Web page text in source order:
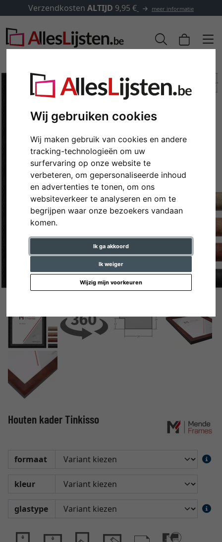
Wij gebruiken cookies
Wij maken gebruik van cookies en andere
tracking-technologieën om uw
surfervaring op onze website te
verbeteren, om gepersonaliseerde inhoud
en advertenties te tonen, om ons
websiteverkeer te analyseren en om te
begrijpen waar onze bezoekers vandaan
komen.
Ik ga akkoord
Ik weiger
Wijzig mijn voorkeuren
Verzendkosten ALTIJD 9,95 € meer informatie
Terug
Houten kader Tinkisso
formaat
kleur
glastype